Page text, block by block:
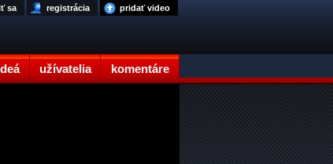
užívatelia komentáre
pridať video
registrácia
sa